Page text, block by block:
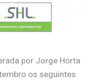
por Jorge Horta
os seguintes